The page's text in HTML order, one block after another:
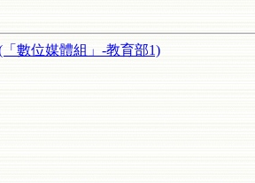
數位媒體組」-教育部1)